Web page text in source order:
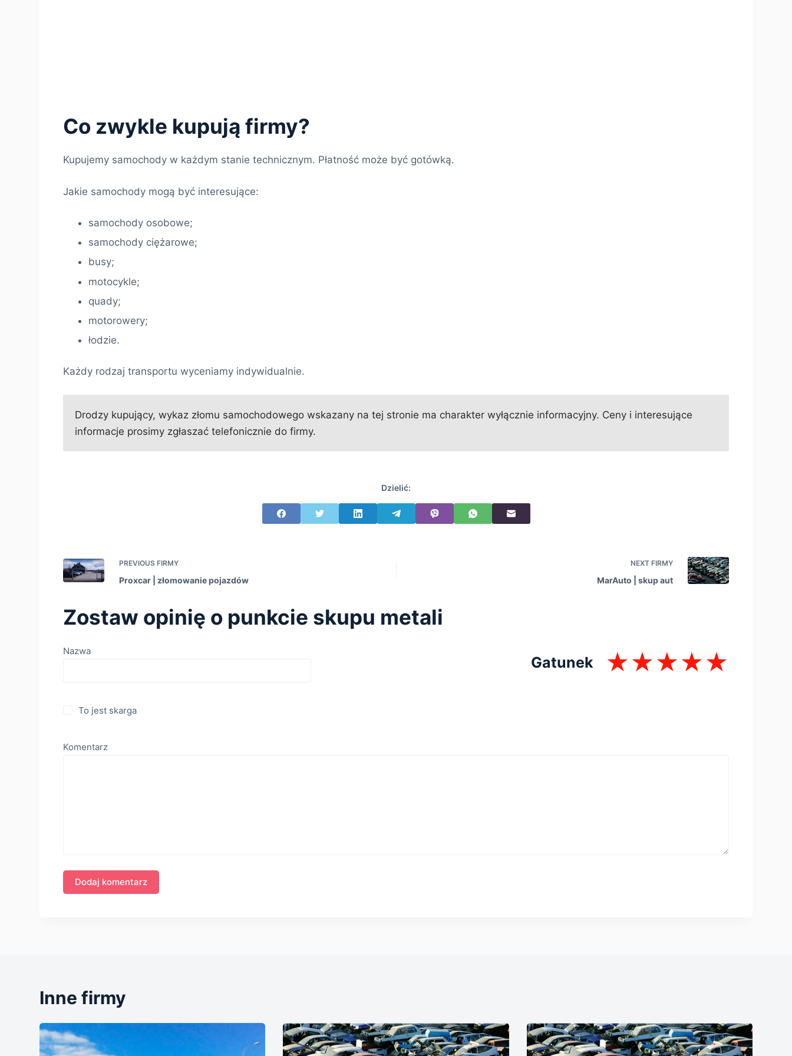
Co zwykle kupują firmy?
Kupujemy samochody w każdym stanie technicznym. Płatność może być gotówką.
Jakie samochody mogą być interesujące:
samochody osobowe;
samochody ciężarowe;
busy;
motocykle;
quady;
motorowery;
łodzie.
Każdy rodzaj transportu wyceniamy indywidualnie.
Drodzy kupujący, wykaz złomu samochodowego wskazany na tej stronie ma charakter wyłącznie informacyjny. Ceny i interesujące
informacje prosimy zgłaszać telefonicznie do firmy.
Dzielić:
PREVIOUS FIRMY
Proxcar | złomowanie pojazdów
NEXT FIRMY
MarAuto | skup aut
Zostaw opinię o punkcie skupu metali
Nazwa
Gatunek
To jest skarga
Komentarz
Inne firmy